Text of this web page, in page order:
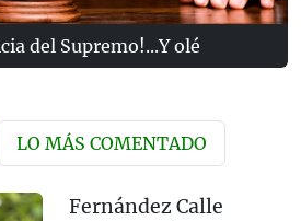
del Supremo!...Y olé
LO MÁS COMENTADO
Fernández Calle